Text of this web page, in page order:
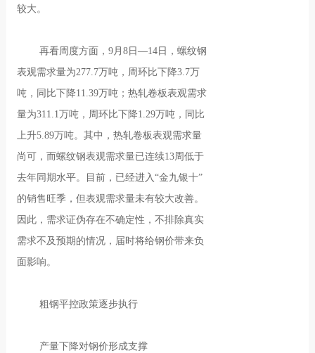
较大。
再看周度方面，9月8日—14日，螺纹钢
表观需求量为277.7万吨，周环比下降3.7万
吨，同比下降11.39万吨；热轧卷板表观需求
量为311.1万吨，周环比下降1.29万吨，同比
上升5.89万吨。其中，热轧卷板表观需求量
尚可，而螺纹钢表观需求量已连续13周低于
去年同期水平。目前，已经进入“金九银十”
的销售旺季，但表观需求量未有较大改善。
因此，需求证伪存在不确定性，不排除真实
需求不及预期的情况，届时将给钢价带来负
面影响。
粗钢平控政策逐步执行
产量下降对钢价形成支撑